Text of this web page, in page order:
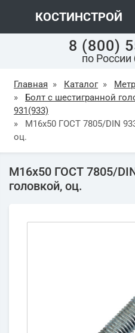
КОСТИНСТРОЙ
8 (800)
по России
Главная » Каталог »
»
Болт с шестигранной
931(933)
»
М16х50 ГОСТ 7805/DIN
оц.
М16х50 ГОСТ 7805/
головкой, оц.